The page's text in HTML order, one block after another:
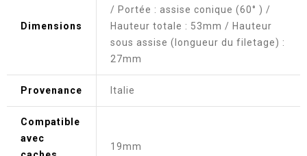
Dimensions
/ Portée : assise conique (60° ) /
Hauteur totale : 53mm / Hauteur
sous assise (longueur du filetage) :
27mm
Provenance Italie
Compatible
avec
19mm